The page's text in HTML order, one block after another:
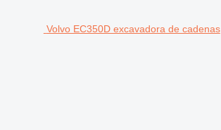
Volvo EC350D excavadora de cadenas